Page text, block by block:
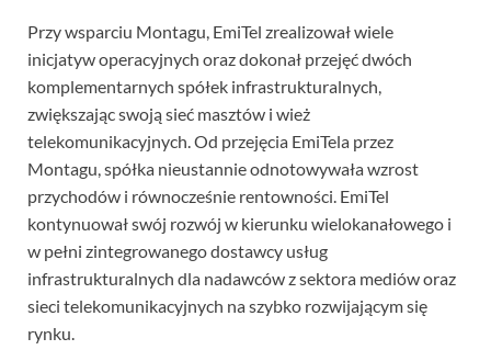
Przy wsparciu Montagu, EmiTel zrealizował wiele
inicjatyw operacyjnych oraz dokonał przejęć dwóch
komplementarnych spółek infrastrukturalnych,
zwiększając swoją sieć masztów i wież
telekomunikacyjnych. Od przejęcia EmiTela przez
Montagu, spółka nieustannie odnotowywała wzrost
przychodów i równocześnie rentowności. EmiTel
kontynuował swój rozwój w kierunku wielokanałowego i
w pełni zintegrowanego dostawcy usług
infrastrukturalnych dla nadawców z sektora mediów oraz
sieci telekomunikacyjnych na szybko rozwijającym się
rynku.